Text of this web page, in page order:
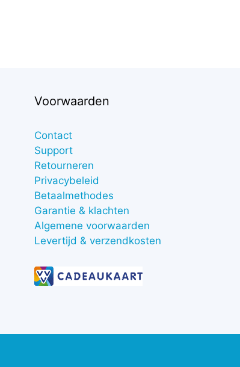
Voorwaarden
Contact
Support
Retourneren
Privacybeleid
Betaalmethodes
Garantie & klachten
Algemene voorwaarden
Levertijd & verzendkosten